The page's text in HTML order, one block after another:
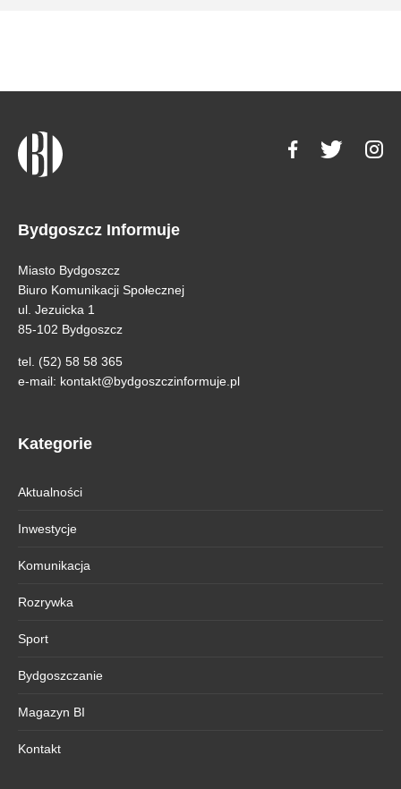
Bydgoszcz Informuje
Miasto Bydgoszcz
Biuro Komunikacji Społecznej
ul. Jezuicka 1
85-102 Bydgoszcz
tel. (52) 58 58 365
e-mail: kontakt@bydgoszczinformuje.pl
Kategorie
Aktualności
Inwestycje
Komunikacja
Rozrywka
Sport
Bydgoszczanie
Magazyn BI
Kontakt